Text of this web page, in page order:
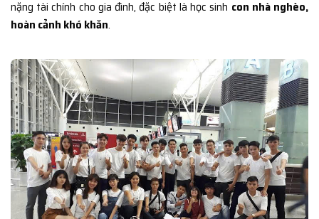
nặng tài chính cho gia đình, đặc biệt là học sinh con nhà nghèo,
hoàn cảnh khó khăn.